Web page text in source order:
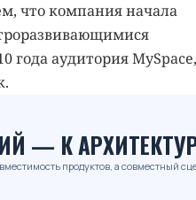
что компания начала
года аудитория
— К
продуктов, а совместный